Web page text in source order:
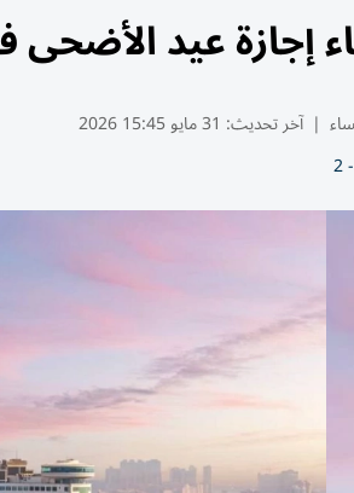
إجازة عيد
| آخر تحديث: 31 مايو 15:45 2026